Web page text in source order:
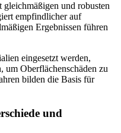
und robusten
empfindlicher auf
Ergebnissen führen
eingesetzt werden,
um Oberflächenschäden zu
bilden die Basis für
und